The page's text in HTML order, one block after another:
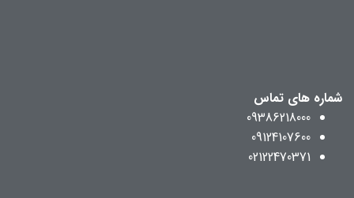
شماره های تماس
09386218000
09124107600
02122470371